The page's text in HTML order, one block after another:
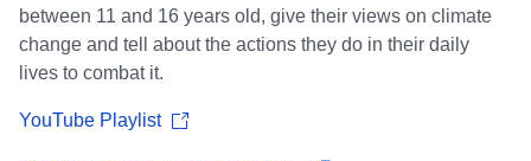
between 11 and 16 years old, give their views on climate
change and tell about the actions they do in their daily
lives to combat it.
YouTube Playlist